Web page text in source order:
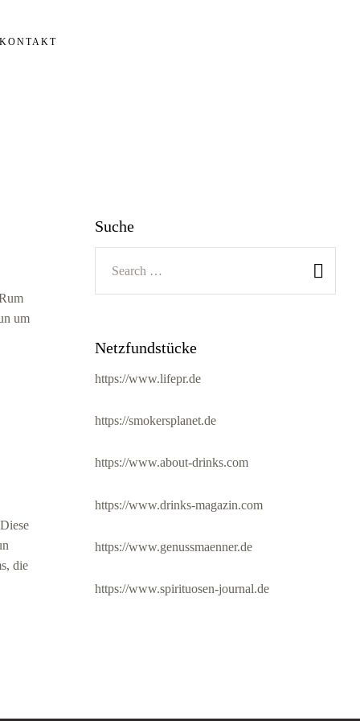
KONTAKT
um
die
Suche
Netzfundstücke
https://www.lifepr.de
https://smokersplanet.de
https://www.about-drinks.com
https://www.drinks-magazin.com
https://www.genussmaenner.de
https://www.spirituosen-journal.de